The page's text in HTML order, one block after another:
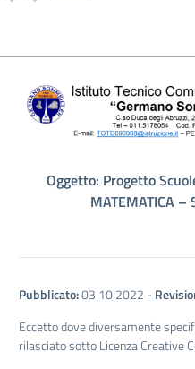
Oggetto: Progetto
MATEMATICA –
Pubblicato:03.10.2022 -
Eccetto dove diversamente
rilasciato sotto Licenza Creative